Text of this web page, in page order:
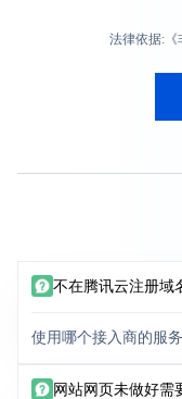
法律依据:《
不在腾讯云注册域
使用哪个接入商的服
网站网页未做好需